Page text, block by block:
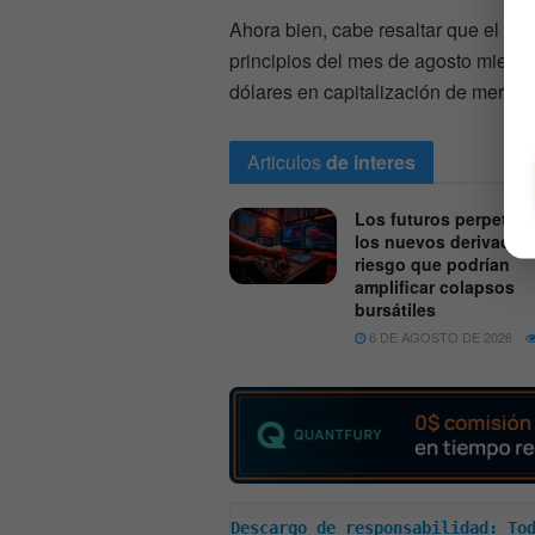
Ahora bien, cabe resaltar que el
principios del mes de agosto
dólares en capitalización de
Articulosde interes
Los futuros
los nuevos derivados
riesgo que podrían
amplificar colapsos
bursátiles
6 DE AGOSTO DE 2026
Descargo de responsabilidad: